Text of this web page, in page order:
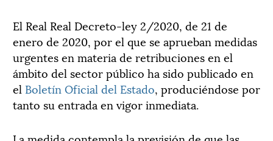
El Real Real Decreto-ley 2/2020, de 21 de
enero de 2020, por el que se aprueban medidas
urgentes en materia de retribuciones en el
ámbito del sector público ha sido publicado en
el Boletín Oficial del Estado, produciéndose por
tanto su entrada en vigor inmediata.